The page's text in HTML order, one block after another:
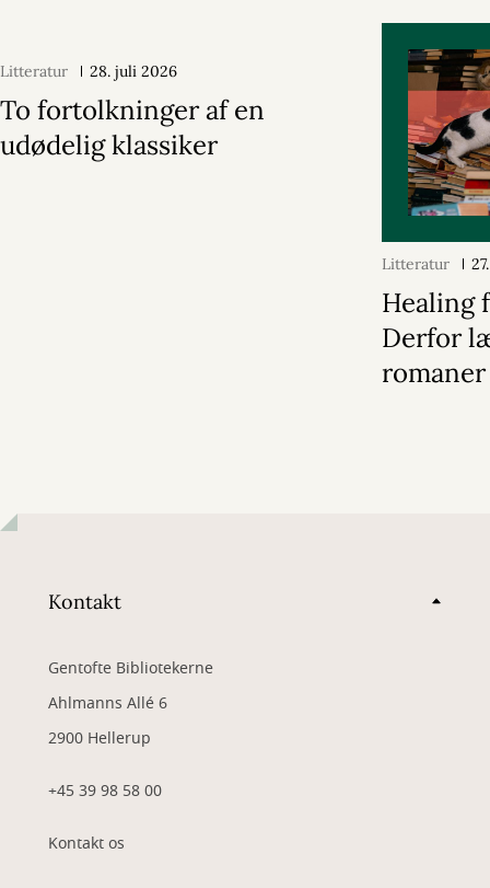
Litteratur 28. juli 2026
To fortolkninger af en
udødelig klassiker
Litteratur
Healing
Derfor
Kontakt
Gentofte Bibliotekerne
Ahlmanns Allé 6
2900 Hellerup
+45 39 98 58 00
Kontakt os